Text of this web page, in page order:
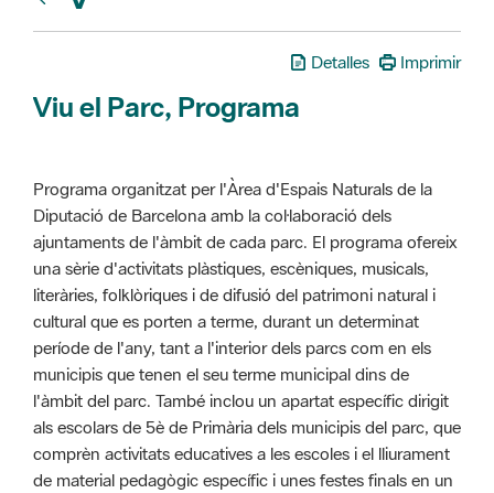
Detalles Imprimir
Viu el Parc, Programa
Programa organitzat per l'Àrea d'Espais Naturals de la
Diputació de Barcelona amb la col·laboració dels
ajuntaments de l'àmbit de cada parc. El programa ofereix
una sèrie d'activitats plàstiques, escèniques, musicals,
literàries, folklòriques i de difusió del patrimoni natural i
cultural que es porten a terme, durant un determinat
període de l'any, tant a l'interior dels parcs com en els
municipis que tenen el seu terme municipal dins de
l'àmbit del parc. També inclou un apartat específic dirigit
als escolars de 5è de Primària dels municipis del parc, que
comprèn activitats educatives a les escoles i el lliurament
de material pedagògic específic i unes festes finals en un